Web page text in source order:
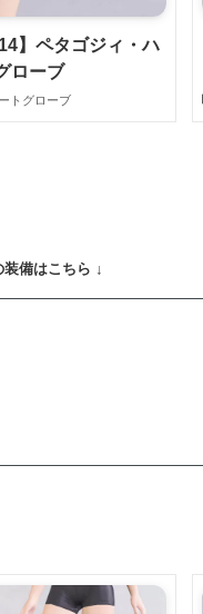
】ペタゴジィ・ハ
ローブ
トグローブ
備はこちら ↓